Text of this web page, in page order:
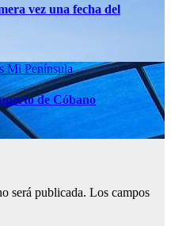
vez una fecha del
Mi Península
de Cóbano
será publicada. Los campos